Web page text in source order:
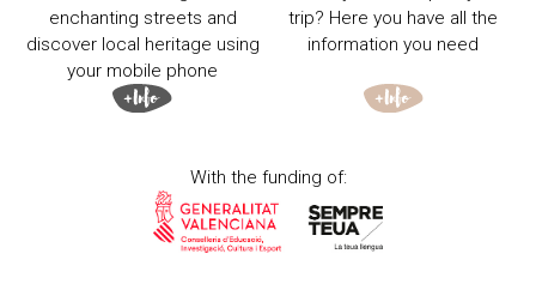
enchanting streets and
discover local heritage using
your mobile phone
trip? Here you have all the
information you need
With the funding of: